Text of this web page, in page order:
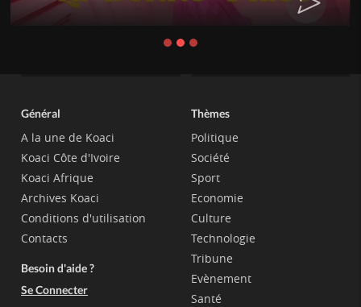
Général
A la une de Koaci
Koaci Côte d'Ivoire
Koaci Afrique
Archives Koaci
Conditions d'utilisation
Contacts
Besoin d'aide ?
Se Connecter
Thèmes
Politique
Société
Sport
Economie
Culture
Technologie
Tribune
Evènement
Santé